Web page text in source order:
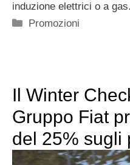
induzione elettrici o a gas.
Categorie
Promozioni
Il Winter
Gruppo Fiat
del 25% sugli